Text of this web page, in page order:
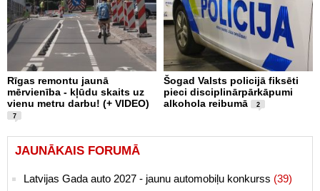
Rīgas remontu jaunā
mērvienība - kļūdu skaits uz
vienu metru darbu! (+ VIDEO)
7
Šogad Valsts policijā fiksēti
pieci disciplinārpārkāpumi
alkohola reibumā
2
JAUNĀKAIS FORUMĀ
Latvijas Gada auto 2027 - jaunu automobiļu konkurss (39)